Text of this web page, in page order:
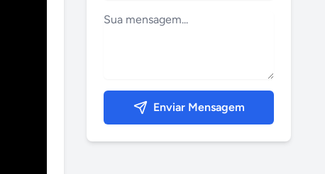
Enviar Mensagem